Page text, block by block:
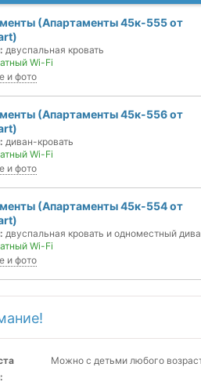
(Апартаменты 45к-555 от
двуспальная кровать
Wi-Fi
и фото
(Апартаменты 45к-556 от
диван-кровать
Wi-Fi
и фото
(Апартаменты 45к-554 от
двуспальная кровать и одноместный
Wi-Fi
и фото
Можно с детьми любого